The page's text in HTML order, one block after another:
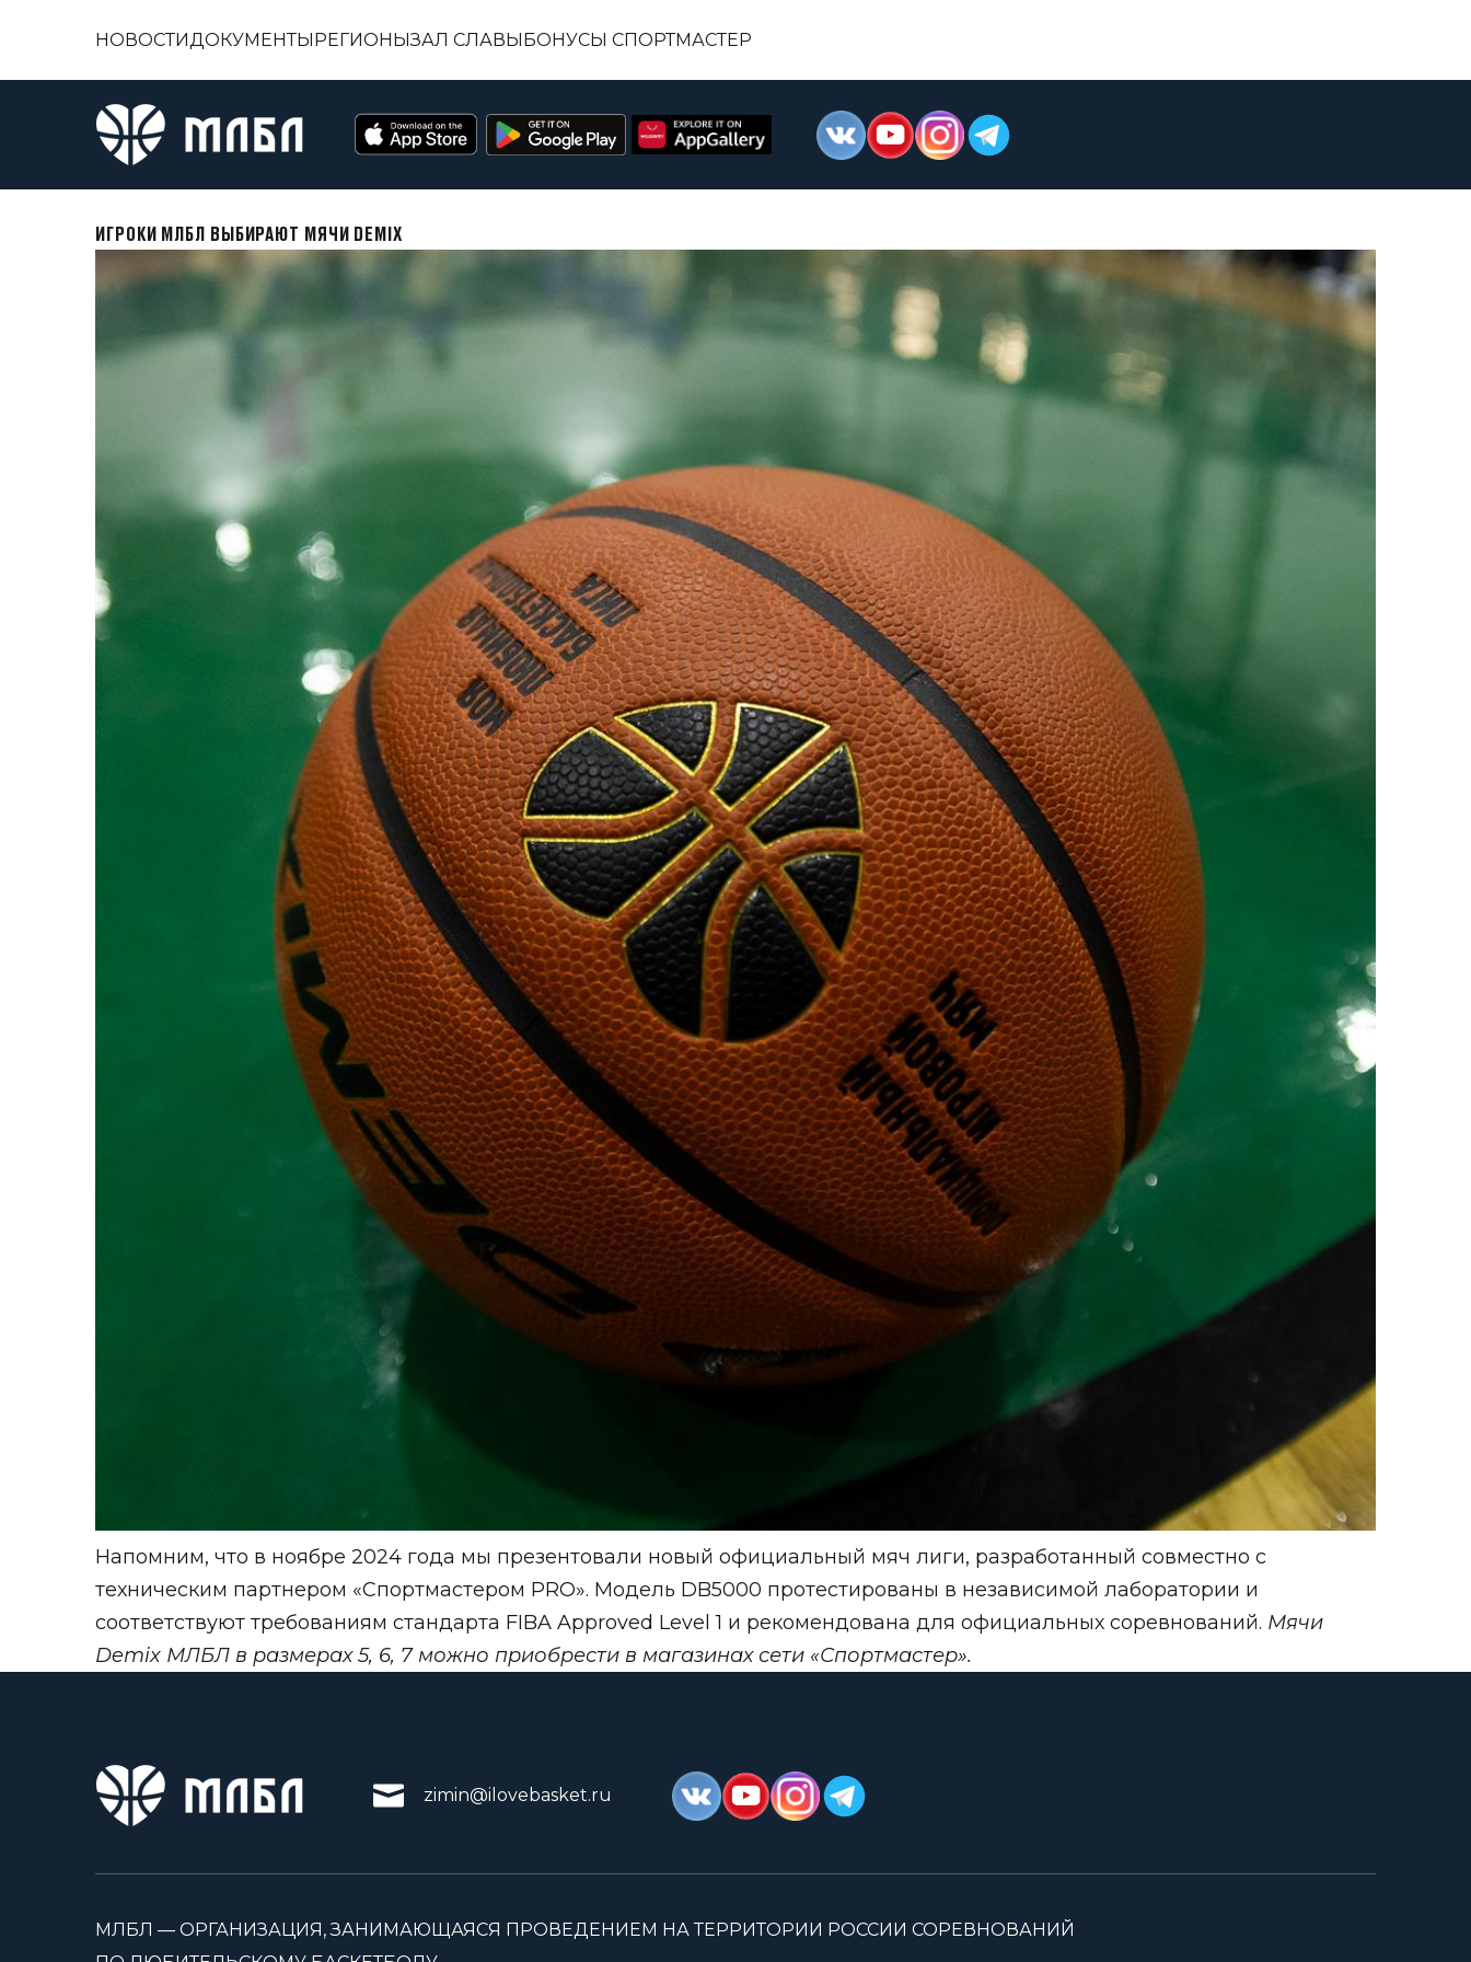
НОВОСТИДОКУМЕНТЫРЕГИОНЫЗАЛ СЛАВЫБОНУСЫ СПОРТМАСТЕР
ИГРОКИ МЛБЛ ВЫБИРАЮТ МЯЧИ DEMIX
Напомним, что в ноябре 2024 года мы презентовали новый официальный мяч лиги, разработанный совместно с
техническим партнером «Спортмастером PRO». Модель DB5000 протестированы в независимой лаборатории и
соответствуют требованиям стандарта FIBA Approved Level 1 и рекомендована для официальных соревнований. Мячи
Demix МЛБЛ в размерах 5, 6, 7 можно приобрести в магазинах сети «Спортмастер».
zimin@ilovebasket.ru
МЛБЛ — ОРГАНИЗАЦИЯ, ЗАНИМАЮЩАЯСЯ ПРОВЕДЕНИЕМ НА ТЕРРИТОРИИ РОССИИ СОРЕВНОВАНИЙ